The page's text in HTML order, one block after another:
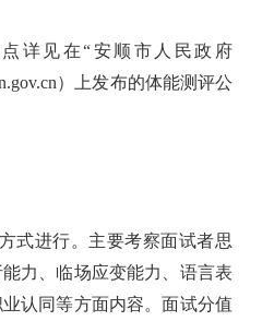
详见在“安顺市人民政府
）上发布的体能测评公
式进行。主要考察面试者思
力、临场应变能力、语言表
认同等方面内容。面试分值